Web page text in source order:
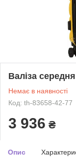
Валіза
Немає в наявності
Код: th-83658-42-77
3 936 ₴
Опис